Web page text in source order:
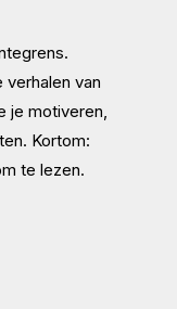
van
je motiveren,
Kortom:
te lezen.